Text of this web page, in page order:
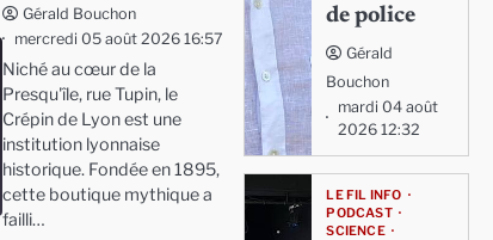
Gérald Bouchon
mercredi 05 août 2026 16:57
Niché au cœur de la
Presqu'île, rue Tupin, le
Crépin de Lyon est une
institution lyonnaise
historique. Fondée en 1895,
cette boutique mythique a
failli…
de police
Gérald
Bouchon
mardi 04 août
2026 12:32
LE FIL INFO
PODCAST
SCIENCE